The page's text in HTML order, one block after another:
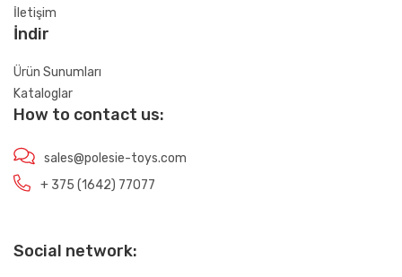
İletişim
İndir
Ürün Sunumları
Kataloglar
How to contact us:
sales@polesie-toys.com
+ 375 (1642) 77077
Social network: